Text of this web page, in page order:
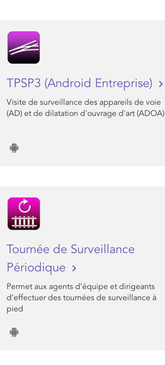
TPSP3 (Android Entreprise)
Visite de surveillance des appareils de voie
(AD) et de dilatation d'ouvrage d'art (ADOA)
Tournée de Surveillance
Périodique
Permet aux agents d’équipe et dirigeants
d’effectuer des tournées de surveillance à
pied